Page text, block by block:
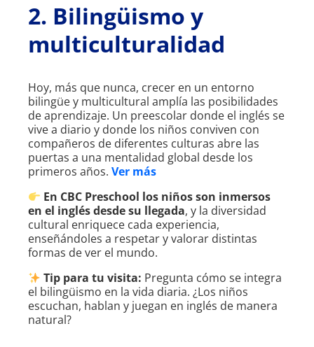
2. Bilingüismo y
multiculturalidad
Hoy, más que nunca, crecer en un entorno
bilingüe y multicultural amplía las posibilidades
de aprendizaje. Un preescolar donde el inglés se
vive a diario y donde los niños conviven con
compañeros de diferentes culturas abre las
puertas a una mentalidad global desde los
primeros años. Ver más
En CBC Preschool los niños son inmersos
en el inglés desde su llegada, y la diversidad
cultural enriquece cada experiencia,
enseñándoles a respetar y valorar distintas
formas de ver el mundo.
Tip para tu visita: Pregunta cómo se integra
el bilingüismo en la vida diaria. ¿Los niños
escuchan, hablan y juegan en inglés de manera
natural?